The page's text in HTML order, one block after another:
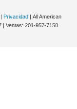
| Privacidad | All American
| Ventas: 201-957-7158